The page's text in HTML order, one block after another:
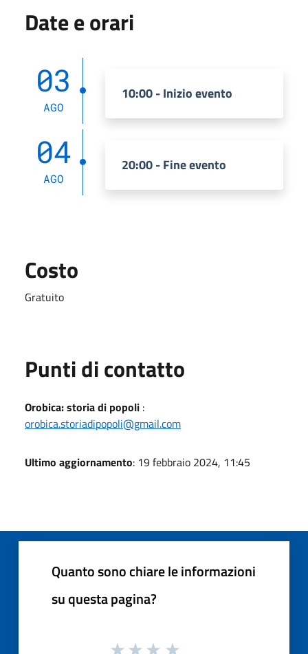
Date e orari
03
AGO
10:00 - Inizio evento
04
AGO
20:00 - Fine evento
Costo
Gratuito
Punti di contatto
Orobica: storia di popoli :
orobica.storiadipopoli@gmail.com
Ultimo aggiornamento: 19 febbraio 2024, 11:45
Quanto sono chiare le informazioni
su questa pagina?